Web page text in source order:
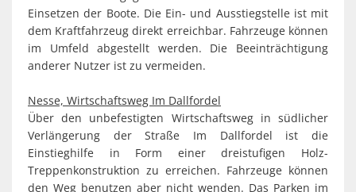
Einsetzen der Boote. Die Ein- und Ausstiegstelle ist mit
dem Kraftfahrzeug direkt erreichbar. Fahrzeuge können
im Umfeld abgestellt werden. Die Beeinträchtigung
anderer Nutzer ist zu vermeiden.
Nesse, Wirtschaftsweg Im Dallfordel
Über den unbefestigten Wirtschaftsweg in südlicher
Verlängerung der Straße Im Dallfordel ist die
Einstieghilfe in Form einer dreistufigen Holz-
Treppenkonstruktion zu erreichen. Fahrzeuge können
den Weg benutzen aber nicht wenden. Das Parken im